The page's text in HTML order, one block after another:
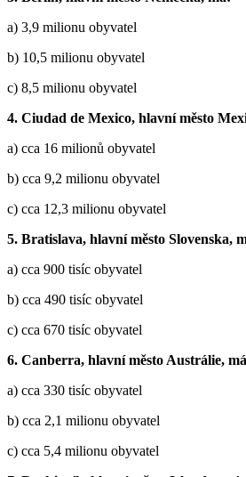
a) 3,9 milionu obyvatel
b) 10,5 milionu obyvatel
c) 8,5 milionu obyvatel
4. Ciudad de Mexico, hlavní město
a) cca 16 milionů obyvatel
b) cca 9,2 milionu obyvatel
c) cca 12,3 milionu obyvatel
5. Bratislava, hlavní město Slovenska,
a) cca 900 tisíc obyvatel
b) cca 490 tisíc obyvatel
c) cca 670 tisíc obyvatel
6. Canberra, hlavní město Austrálie,
a) cca 330 tisíc obyvatel
b) cca 2,1 milionu obyvatel
c) cca 5,4 milionu obyvatel